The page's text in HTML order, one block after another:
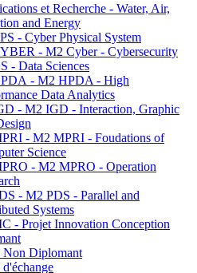
et Recherche - Water, Air,
and Energy
- Cyber Physical System
- M2 Cyber - Cybersecurity
- Data Sciences
- M2 HPDA - High
Data Analytics
- M2 IGD - Interaction, Graphic
- M2 MPRI - Foudations of
Science
- M2 MPRO - Operation
- M2 PDS - Parallel and
Systems
- Projet Innovation Conception
Diplomant